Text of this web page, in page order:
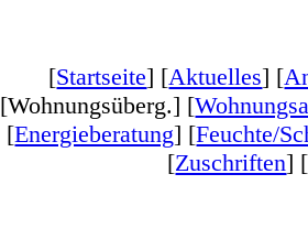
[Startseite] [Aktuelles] [
[Wohnungsüberg.] [
[Energieberatung] [Feuchte/
[Zuschriften] [